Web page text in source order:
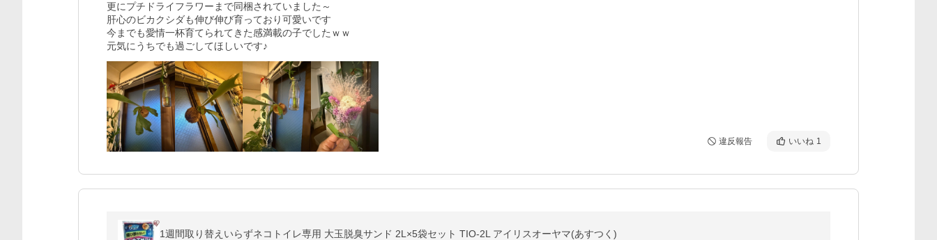
更にプチドライフラワーまで同梱されていました～
肝心のビカクシダも伸び伸び育っており可愛いです
今までも愛情一杯育てられてきた感満載の子でしたｗｗ
元気にうちでも過ごしてほしいです♪
違反報告 いいね 1
1週間取り替えいらずネコトイレ専用 大玉脱臭サンド 2L×5袋セット TIO-2L アイリスオーヤマ(あすつく)